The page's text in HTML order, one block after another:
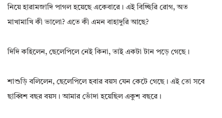
নিয়ে হারামজাদি পাগল হয়েছে একেবারে। এই বিচ্ছিরি রোগ, অত
মাখামাখি কী ভালো? এতে কী এমন বাহাদুরি আছে?
দিদি কহিলেন, ছেলেপিলে নেই কিনা, তাই একটা টান পড়ে গেছে।
শাশুড়ি বলিলেন, ছেলেপিলে হবার বয়স যেন কেটে গেছে। এই তো সবে
ছাব্বিশ বছর বয়স। আমার ভোঁদা হয়েছিল একুশ বছরে।